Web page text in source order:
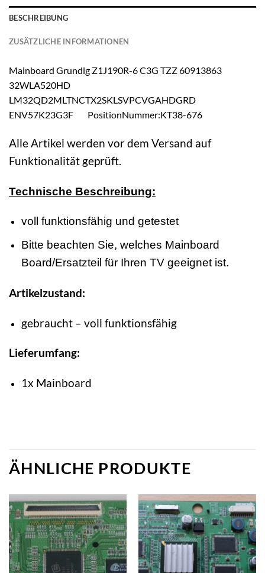
BESCHREIBUNG
ZUSÄTZLICHE INFORMATIONEN
Mainboard Grundig Z1J190R-6 C3G TZZ 60913863
32WLA520HD
LM32QD2MLTNCTX2SKLSVPCVGAHDGRD
ENV57K23G3F PositionNummer:KT38-676
Alle Artikel werden vor dem Versand auf
Funktionalität geprüft.
Technische Beschreibung:
voll funktionsfähig und getestet
Bitte beachten Sie, welches Mainboard
Board/Ersatzteil für Ihren TV geeignet ist.
Artikelzustand:
gebraucht – voll funktionsfähig
Lieferumfang:
1x Mainboard
ÄHNLICHE PRODUKTE